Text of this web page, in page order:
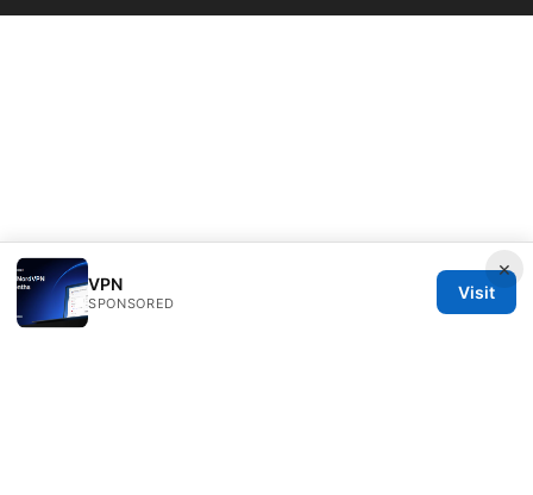
×
VPN
SPONSORED
Visit